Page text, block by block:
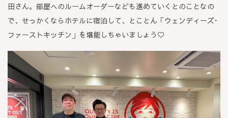
田さん。部屋へのルームオーダーなども進めていくとのことなの
で、せっかくならホテルに宿泊して、とことん「ウェンディーズ･
ファーストキッチン」を堪能しちゃいましょう♡